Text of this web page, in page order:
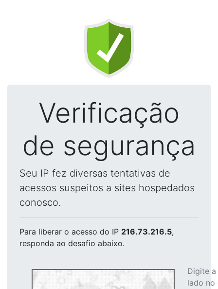
Verificação
de segurança
Seu IP fez diversas tentativas de
acessos suspeitos a sites hospedados
conosco.
Para liberar o acesso do IP 216.73.216.5,
responda ao desafio abaixo.
Digite
lado no